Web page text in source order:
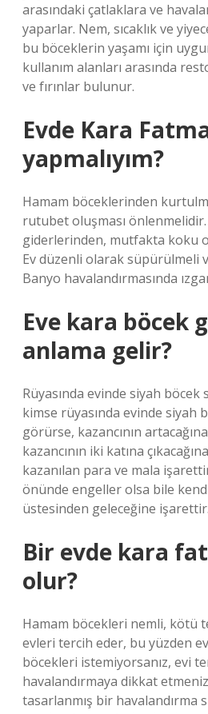
arasındaki çatlaklara ve
yaparlar. Nem, sıcaklık ve
bu böceklerin yaşamı için
kullanım alanları arasında
ve fırınlar bulunur.
Evde Kara
yapmalıyım?
Hamam böceklerinden
rutubet oluşması
giderlerinden, mutfakta koku
Ev düzenli olarak süpürülmeli
Banyo havalandırmasında
Eve kara böcek
anlama gelir?
Rüyasında evinde siyah
kimse rüyasında evinde siyah
görürse, kazancının
kazancının iki katına
kazanılan para ve mala
önünde engeller olsa bile
üstesinden geleceğine işarettir.
Bir evde kara
olur?
Hamam böcekleri nemli, kötü
evleri tercih eder, bu yüzden
böcekleri istemiyorsanız, evi
havalandırmaya dikkat
tasarlanmış bir havalandırma